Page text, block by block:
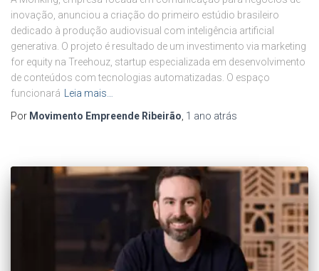
inovação, anunciou a criação do primeiro estúdio brasileiro
dedicado à produção audiovisual com inteligência artificial
generativa. O projeto é resultado de um investimento via marketing
for equity na Treehouz, startup especializada em desenvolvimento
de conteúdos com tecnologias automatizadas. O espaço
funcionará
Leia mais…
Por Movimento Empreende Ribeirão 1 ano atrás